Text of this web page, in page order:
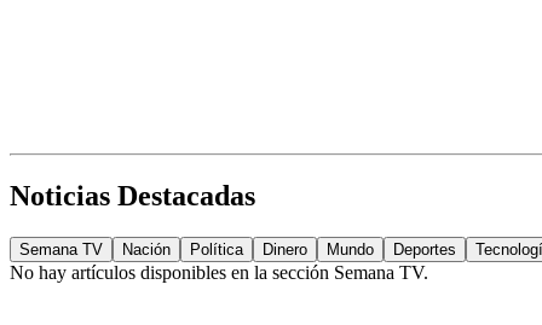
Noticias Destacadas
Semana TV Nación Política Dinero Mundo Deportes
No hay artículos disponibles en la sección Semana TV.